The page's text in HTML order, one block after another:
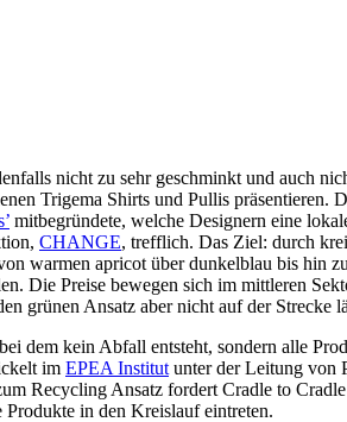
nicht zu sehr geschminkt und auch
Trigema Shirts und Pullis
mitbegründete, welche Designern eine
CHANGE, trefflich. Das Ziel: durch
warmen apricot über dunkelblau bis hin
Die Preise bewegen sich im mittleren
grünen Ansatz aber nicht auf der Strecke
dem kein Abfall entsteht, sondern alle
im EPEA Institut unter der Leitung von
Recycling Ansatz fordert Cradle to
in den Kreislauf eintreten.